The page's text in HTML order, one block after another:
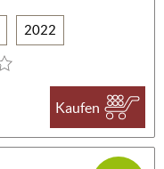
2022
Kaufen